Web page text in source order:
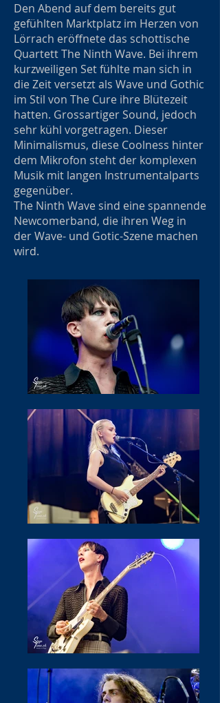
Den Abend auf dem bereits gut
gefühlten Marktplatz im Herzen von
Lörrach eröffnete das schottische
Quartett The Ninth Wave. Bei ihrem
kurzweiligen Set fühlte man sich in
die Zeit versetzt als Wave und Gothic
im Stil von The Cure ihre Blütezeit
hatten. Grossartiger Sound, jedoch
sehr kühl vorgetragen. Dieser
Minimalismus, diese Coolness hinter
dem Mikrofon steht der komplexen
Musik mit langen Instrumentalparts
gegenüber.
The Ninth Wave sind eine spannende
Newcomerband, die ihren Weg in
der Wave- und Gotic-Szene machen
wird.